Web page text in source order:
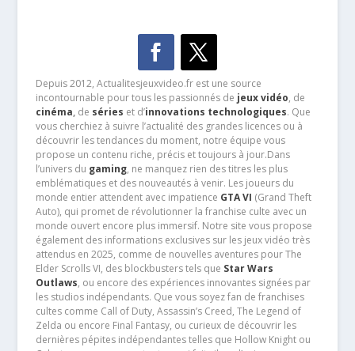
Depuis 2012, Actualitesjeuxvideo.fr est une source
incontournable pour tous les passionnés de jeux vidéo, de
cinéma,de séries et d’innovations technologiques. Que
vous cherchiez à suivre l’actualité des grandes licences ou à
découvrir les tendances du moment, notre équipe vous
propose un contenu riche, précis et toujours à jour.Dans
l’univers du gaming, ne manquez rien des titres les plus
emblématiques et des nouveautés à venir. Les joueurs du
monde entier attendent avec impatience GTA VI (Grand Theft
Auto), qui promet de révolutionner la franchise culte avec un
monde ouvert encore plus immersif. Notre site vous propose
également des informations exclusives sur les jeux vidéo très
attendus en 2025, comme de nouvelles aventures pour The
Elder Scrolls VI, des blockbusters tels que Star Wars
Outlaws, ou encore des expériences innovantes signées par
les studios indépendants. Que vous soyez fan de franchises
cultes comme Call of Duty, Assassin’s Creed, The Legend of
Zelda ou encore Final Fantasy, ou curieux de découvrir les
dernières pépites indépendantes telles que Hollow Knight ou